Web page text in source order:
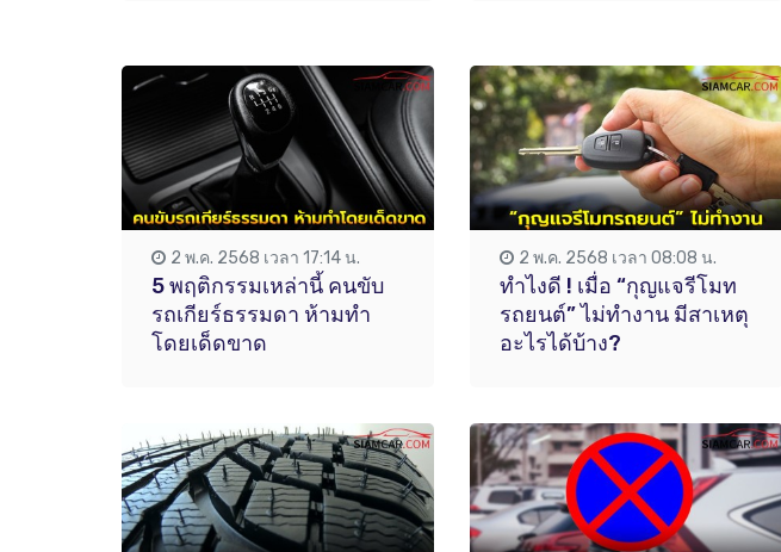
2 พ.ค. 2568 เวลา 17:14 น.
5 พฤติกรรมเหล่านี้ คนขับ
รถเกียร์ธรรมดา ห้ามทำ
โดยเด็ดขาด
2 พ.ค. 2568 เวลา 08:08 น.
ทำไงดี ! เมื่อ “กุญแจรีโมท
รถยนต์” ไม่ทำงาน มีสาเหตุ
อะไรได้บ้าง?